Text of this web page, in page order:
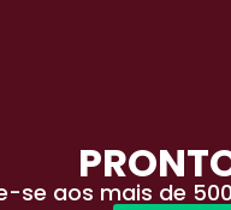
se aos mais de